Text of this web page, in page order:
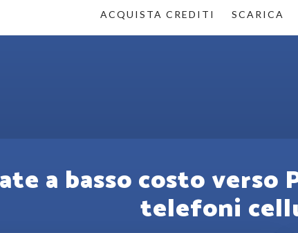
ACQUISTA CREDITI SCARICA
a basso costo
telefoni